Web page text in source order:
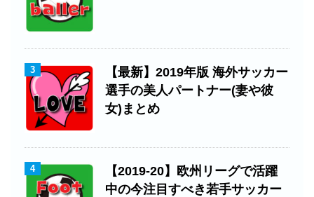
3
【最新】2019年版 海外サッカー
選手の美人パートナー(妻や彼
女)まとめ
4
【2019-20】欧州リーグで活躍
中の今注目すべき若手サッカー